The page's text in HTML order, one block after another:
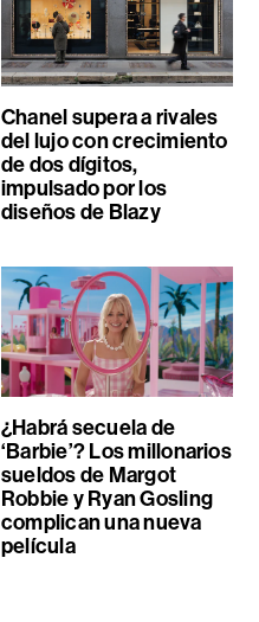
Chanel supera a rivales
del lujo con crecimiento
de dos dígitos,
impulsado por los
diseños de Blazy
¿Habrá secuela de
‘Barbie’? Los millonarios
sueldos de Margot
Robbie y Ryan Gosling
complican una nueva
película